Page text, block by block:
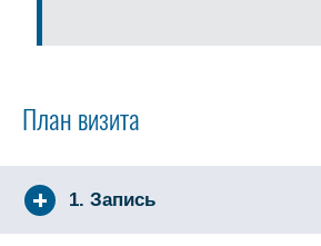
План визита
1. Запись